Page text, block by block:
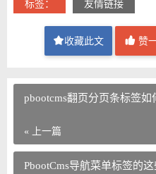
标签： 友情链接
收藏此文 赞
pbootcms翻页分页条标签如
« 上一篇
PbootCms导航菜单标签的